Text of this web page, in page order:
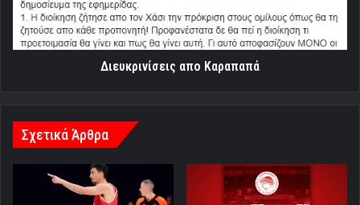
Διευκρινίσεις απο Καραπαπά
Σχετικά Άρθρα